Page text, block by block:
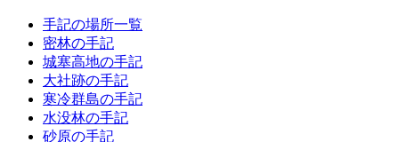
手記の場所一覧
密林の手記
城塞高地の手記
大社跡の手記
寒冷群島の手記
水没林の手記
砂原の手記